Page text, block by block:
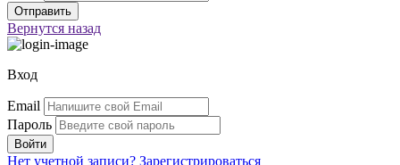
Вернутся назад
Вход
Email
Пароль
Нет учетной записи? Зарегистрироваться